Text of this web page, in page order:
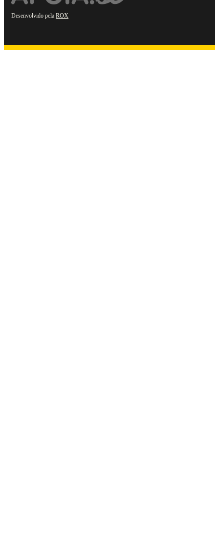
Desenvolvido pela ROX